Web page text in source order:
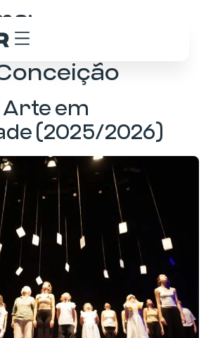
do Teatro
Arte em
(2025/2026)